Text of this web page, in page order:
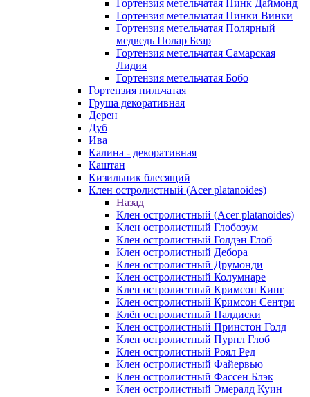
Гортензия метельчатая Пинк Даймонд
Гортензия метельчатая Пинки Винки
Гортензия метельчатая Полярный
медведь Полар Беар
Гортензия метельчатая Самарская
Лидия
Гортензия метельчатая Бобо
Гортензия пильчатая
Груша декоративная
Дерен
Дуб
Ива
Калина - декоративная
Каштан
Кизильник блесящий
Клен остролистный (Acer platanoides)
Назад
Клен остролистный (Acer platanoides)
Клен остролистный Глобозум
Клен остролистный Голдэн Глоб
Клен остролистный Дебора
Клен остролистный Друмонди
Клен остролистный Колумнаре
Клен остролистный Кримсон Кинг
Клен остролистный Кримсон Сентри
Клён остролистный Палдиски
Клен остролистный Принстoн Голд
Клен остролистный Пурпл Глоб
Клен остролистный Роял Ред
Клен остролистный Файервью
Клен остролистный Фассен Блэк
Клен остролистный Эмералд Куин